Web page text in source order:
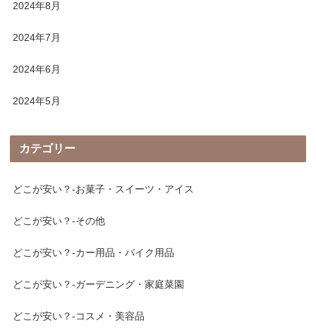
2024年8月
2024年7月
2024年6月
2024年5月
カテゴリー
どこが安い？-お菓子・スイーツ・アイス
どこが安い？-その他
どこが安い？-カー用品・バイク用品
どこが安い？-ガーデニング・家庭菜園
どこが安い？-コスメ・美容品